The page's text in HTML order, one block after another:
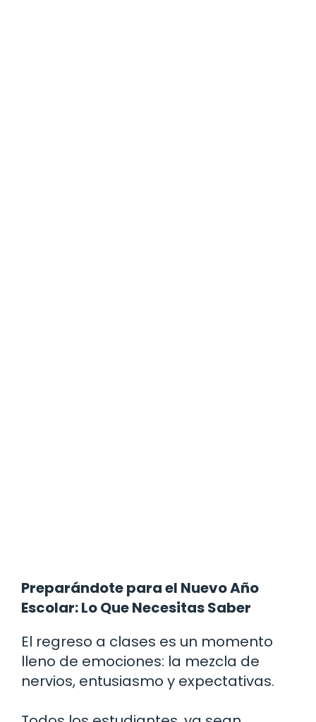
Preparándote para el Nuevo Año
Escolar: Lo Que Necesitas Saber
El regreso a clases es un momento
lleno de emociones: la mezcla de
nervios, entusiasmo y expectativas.